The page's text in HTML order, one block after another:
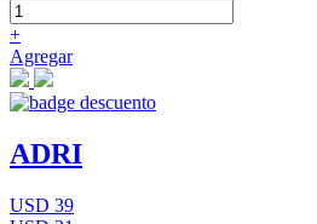
+
Agregar
ADRI
USD 39